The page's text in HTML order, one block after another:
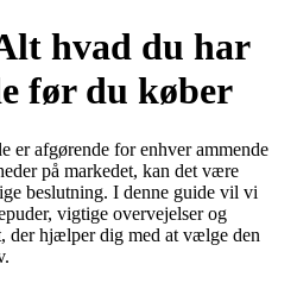
hvad du har
før du køber
er afgørende for enhver ammende
på markedet, kan det være
beslutning. I denne guide vil vi
vigtige overvejelser og
der hjælper dig med at vælge den